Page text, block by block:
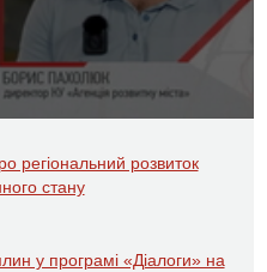
регіональний розвиток
стану
у програмі «Діалоги» на